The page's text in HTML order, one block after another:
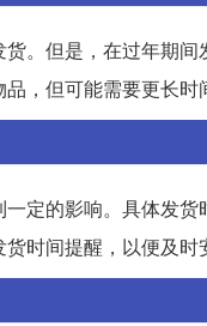
。但是，在过年期
，但可能需要更长时
定的影响。具体发
时间提醒，以便及时